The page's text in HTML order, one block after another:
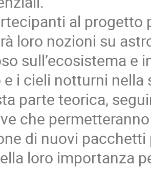
al
loro nozioni su
sull’ecosistema e
e i cieli notturni
parte teorica,
che
di nuovi
loro importanza